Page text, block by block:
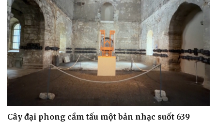
Cây đại phong cầm tấu một bản nhạc suốt 639